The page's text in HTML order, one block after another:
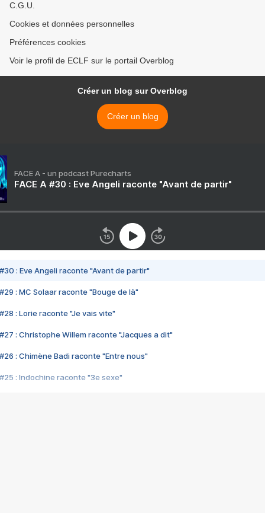
C.G.U.
Cookies et données personnelles
Préférences cookies
Voir le profil de ECLF sur le portail Overblog
Créer un blog sur Overblog
Créer un blog
FACE A - un podcast Purecharts
FACE A #30 : Eve Angeli raconte "Avant de partir"
#30 : Eve Angeli raconte "Avant de partir"
#29 : MC Solaar raconte "Bouge de là"
#28 : Lorie raconte "Je vais vite"
#27 : Christophe Willem raconte "Jacques a dit"
#26 : Chimène Badi raconte "Entre nous"
#25 : Indochine raconte "3e sexe"